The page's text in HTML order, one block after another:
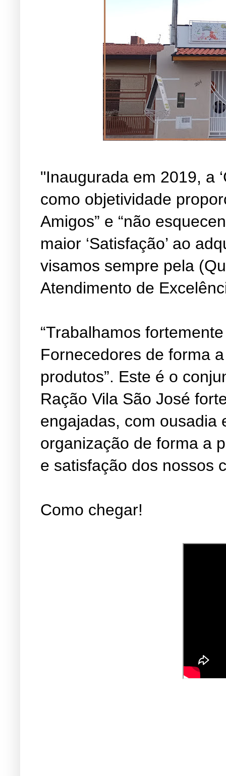
"Inaugurada em 2019, a
como objetividade
Amigos” e “não
maior ‘Satisfação’ ao
visamos sempre pela
Atendimento de
“Trabalhamos
Fornecedores de forma
produtos”. Este é o
Ração Vila São José
engajadas, com ousadia
organização de forma a
e satisfação dos nossos
Como chegar!